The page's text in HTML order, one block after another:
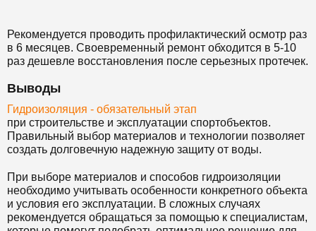
Рекомендуется проводить профилактический осмотр раз
в 6 месяцев. Своевременный ремонт обходится в 5-10
раз дешевле восстановления после серьезных протечек.
Выводы
Гидроизоляция - обязательный этап
при строительстве и эксплуатации спортобъектов.
Правильный выбор материалов и технологии позволяет
создать долговечную надежную защиту от воды.
При выборе материалов и способов гидроизоляции
необходимо учитывать особенности конкретного объекта
и условия его эксплуатации. В сложных случаях
рекомендуется обращаться за помощью к специалистам,